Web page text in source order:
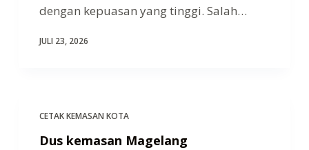
dengan kepuasan yang tinggi. Salah…
JULI 23, 2026
CETAK KEMASAN KOTA
Dus kemasan Magelang